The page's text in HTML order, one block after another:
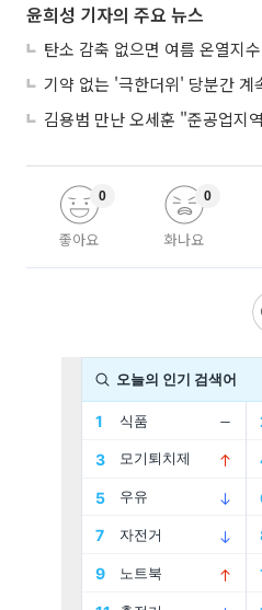
윤희성 기자의 주요 뉴스
좋아요
0
화나요
0